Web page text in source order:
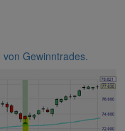
Gewinntrades.